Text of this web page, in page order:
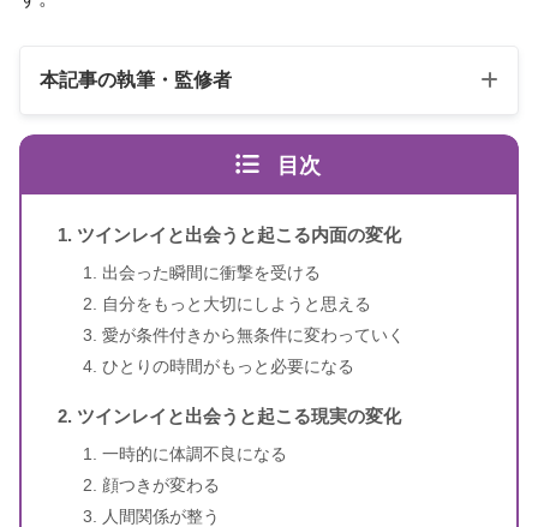
本記事の執筆・監修者
スピリカ（自己紹介はこちら）
目次
ツインレイと出会うと起こる内面の変化
出会った瞬間に衝撃を受ける
自分をもっと大切にしようと思える
愛が条件付きから無条件に変わっていく
ひとりの時間がもっと必要になる
ツインレイと出会うと起こる現実の変化
一時的に体調不良になる
顔つきが変わる
人間関係が整う